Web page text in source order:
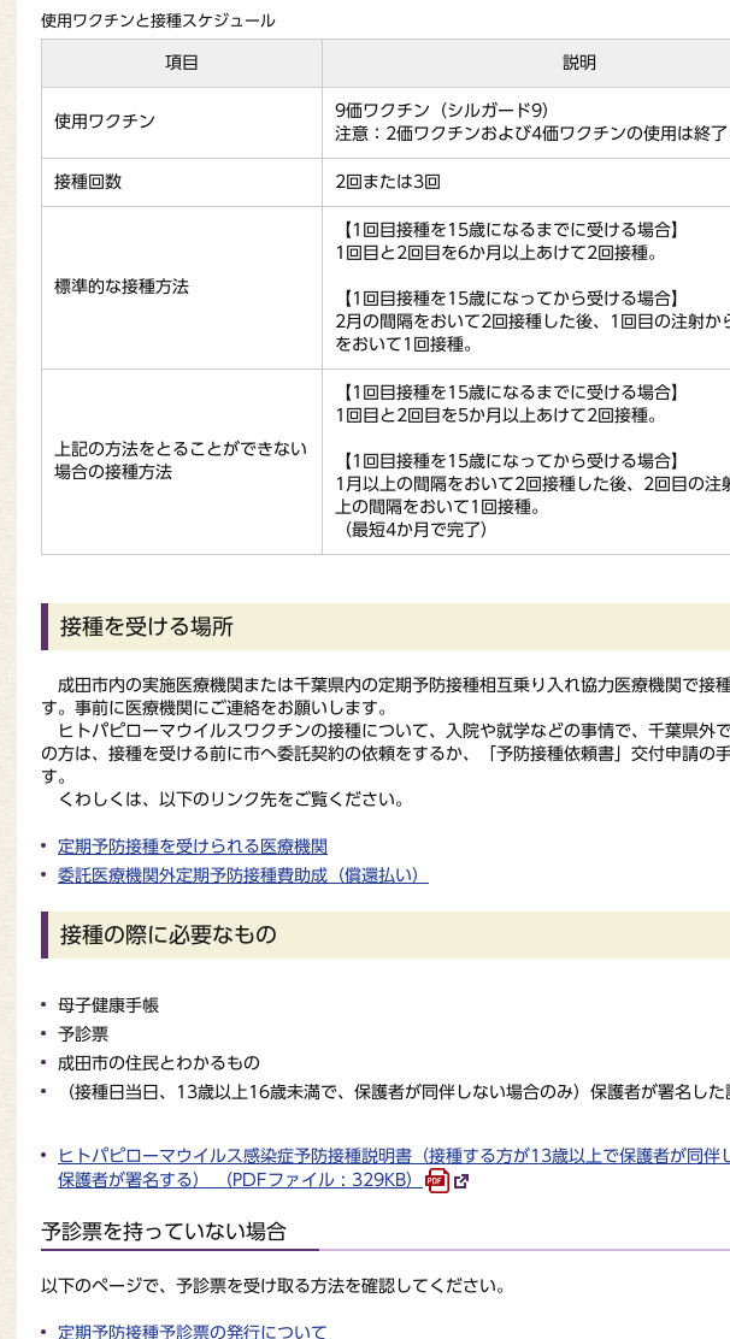
使用ワクチンと接種スケジュール
項目 説明
使用ワクチン
9価ワクチン（シルガード9）
注意：2価ワクチンおよび4価ワクチンの使用は終了
接種回数 2回または3回
標準的な接種方法
【1回目接種を15歳になるまでに受ける場合】
1回目と2回目を6か月以上あけて2回接種。
【1回目接種を15歳になってから受ける場合】
2月の間隔をおいて2回接種した後、1回目の注射か
をおいて1回接種。
上記の方法をとることができない
場合の接種方法
【1回目接種を15歳になるまでに受ける場合】
1回目と2回目を5か月以上あけて2回接種。
【1回目接種を15歳になってから受ける場合】
1月以上の間隔をおいて2回接種した後、2回目の注
上の間隔をおいて1回接種。
（最短4か月で完了）
接種を受ける場所
成田市内の実施医療機関または千葉県内の定期予防接種相互乗り入れ協力医療機関で接
す。事前に医療機関にご連絡をお願いします。
ヒトパピローマウイルスワクチンの接種について、入院や就学などの事情で、千葉県外
の方は、接種を受ける前に市へ委託契約の依頼をするか、「予防接種依頼書」交付申請の
す。
くわしくは、以下のリンク先をご覧ください。
定期予防接種を受けられる医療機関
委託医療機関外定期予防接種費助成（償還払い）
接種の際に必要なもの
母子健康手帳
予診票
成田市の住民とわかるもの
（接種日当日、13歳以上16歳未満で、保護者が同伴しない場合のみ）保護者が署名した
ヒトパピローマウイルス感染症予防接種説明書（接種する方が13歳以上で保護者が同伴
保護者が署名する） （PDFファイル : 329KB）
予診票を持っていない場合
以下のページで、予診票を受け取る方法を確認してください。
定期予防接種予診票の発行について